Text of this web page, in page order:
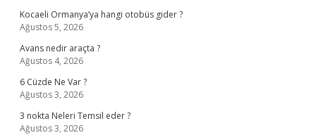
Kocaeli Ormanya’ya hangi otobüs gider ?
Ağustos 5, 2026
Avans nedir araçta ?
Ağustos 4, 2026
6 Cüzde Ne Var ?
Ağustos 3, 2026
3 nokta Neleri Temsil eder ?
Ağustos 3, 2026